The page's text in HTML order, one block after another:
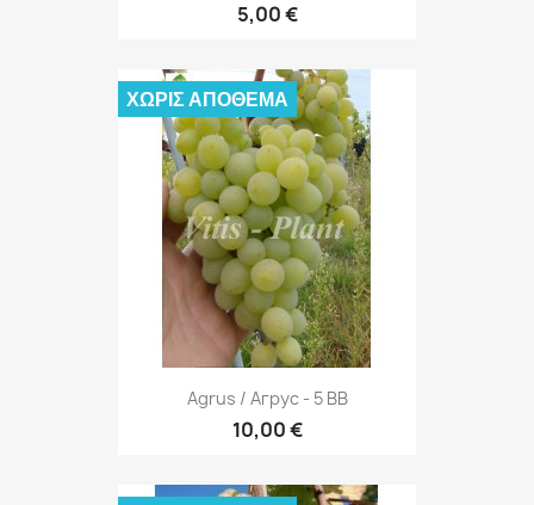
5,00 €
Agrus / Агрус - 5 BB
10,00 €
ΧΩΡΊΣ ΑΠΌΘΕΜΑ